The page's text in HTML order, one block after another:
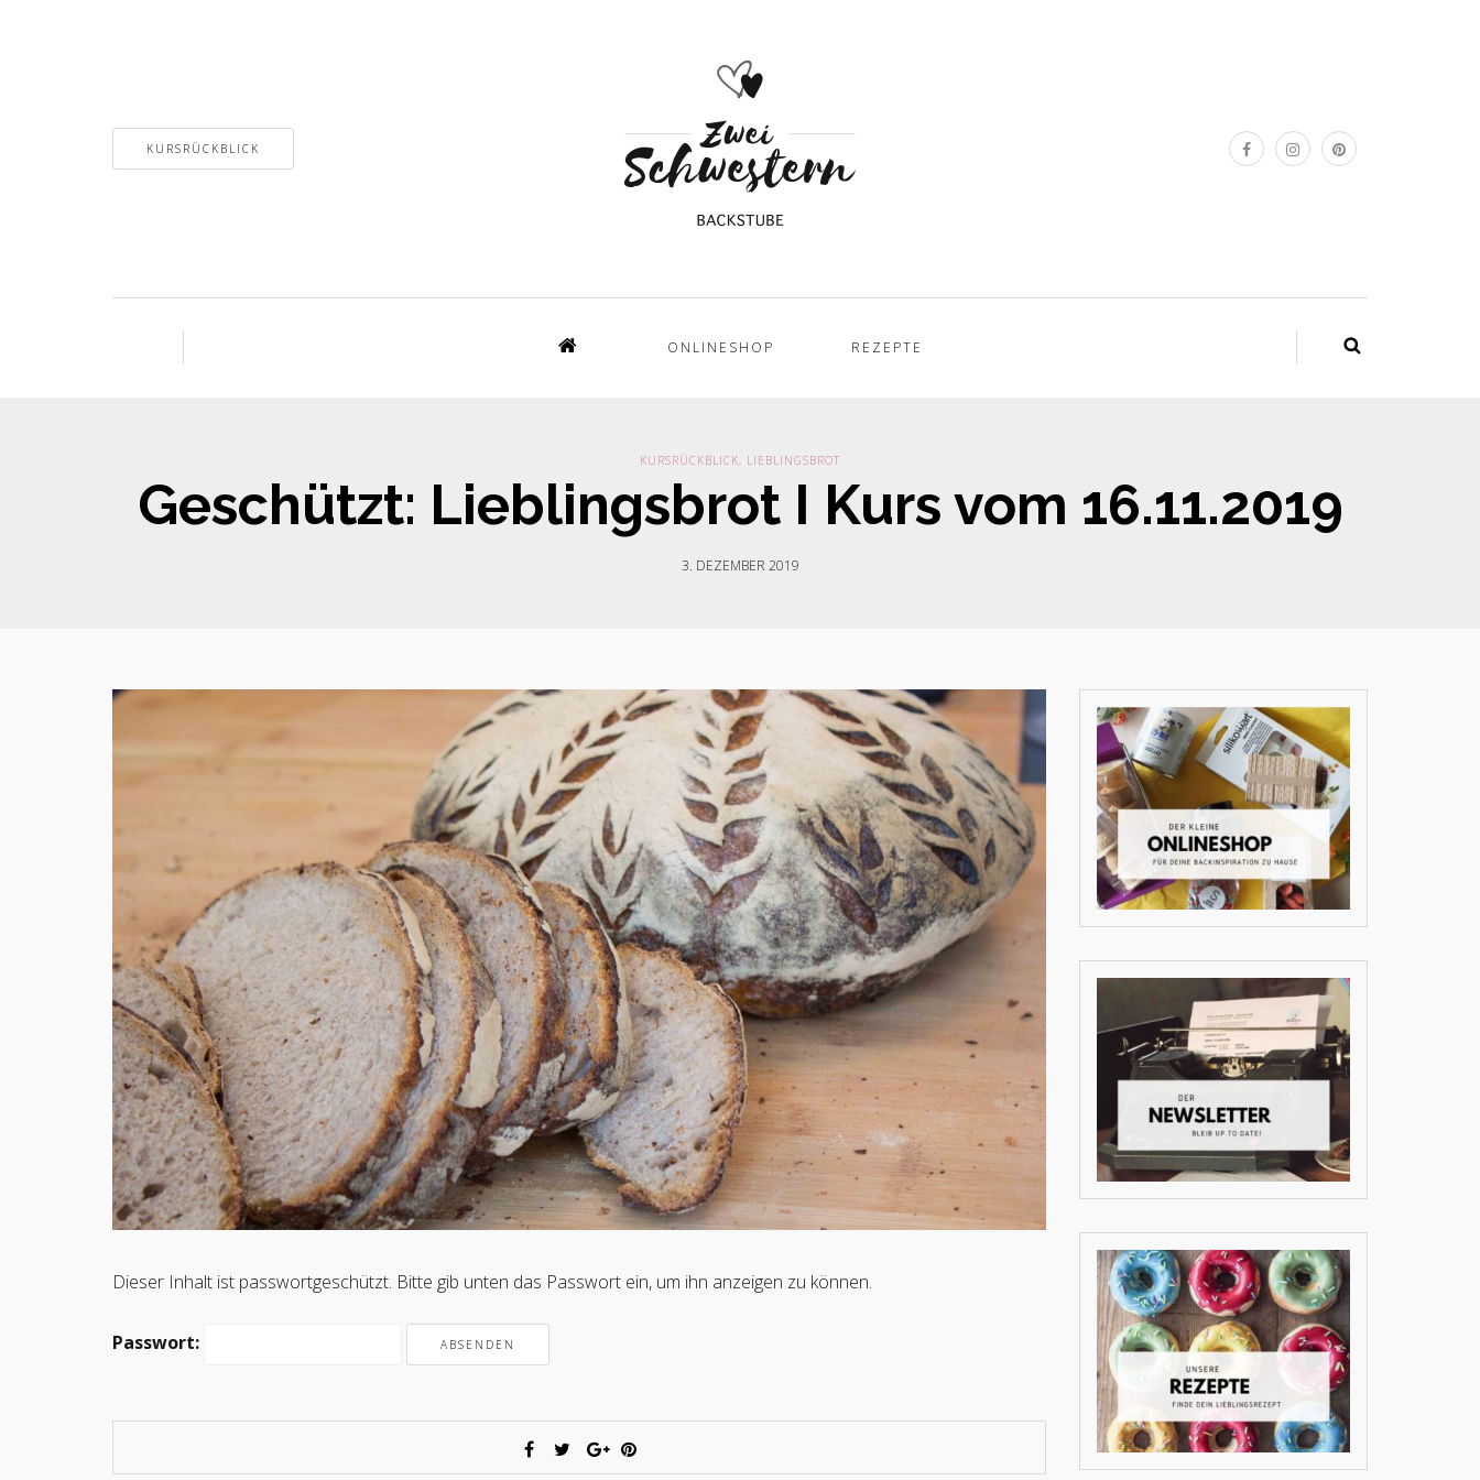
KURSRÜCKBLICK
ONLINESHOP REZEPTE
KURSRÜCKBLICK, LIEBLINGSBROT
Geschützt: Lieblingsbrot I Kurs vom 16.11.2019
3. DEZEMBER 2019
Dieser Inhalt ist passwortgeschützt. Bitte gib unten das Passwort ein, um ihn anzeigen zu können.
Passwort: